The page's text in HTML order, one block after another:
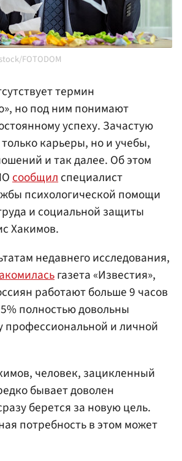
FOTODOM
термин
но под ним понимают
успеху. Зачастую
карьеры, но и учебы,
и так далее. Об этом
сообщилспециалист
психологической помощи
и социальной защиты
Хакимов.
недавнего исследования,
газета «Известия»,
работают больше 9 часов
полностью довольны
профессиональной и личной
человек, зацикленный
бывает доволен
берется за новую цель.
потребность в этом может